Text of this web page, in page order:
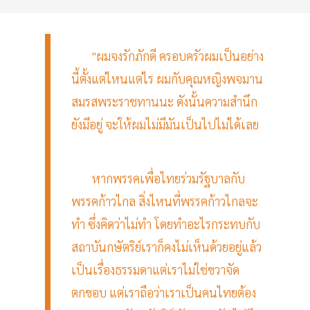
"ผมจงรักภักดี ครอบครัวผมเป็นอย่าง
นี้ตั้งแต่ไหนแต่ไร ผมกับคุณหญิงพจมาน
สมรสพระราชทานนะ ดังนั้นความสำนึก
ยังมีอยู่ จะให้ผมไม่มีมันเป็นไปไม่ได้เลย
หากพรรคเพื่อไทยร่วมรัฐบาลกับ
พรรคก้าวไกล สิ่งไหนที่พรรคก้าวไกลจะ
ทำ ซึ่งคิดว่าไม่ทำ โดยทำอะไรกระทบกับ
สถาบันกษัตริย์เราก็คงไม่เห็นด้วยอยู่แล้ว
เป็นเรื่องธรรมดาแต่เราไม่ใช่ขวาจัด
ตกขอบ แต่เราถือว่าเราเป็นคนไทยต้อง